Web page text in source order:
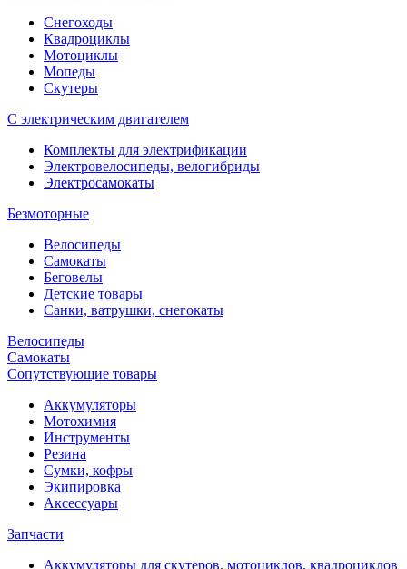
Снегоходы
Квадроциклы
Мотоциклы
Мопеды
Скутеры
С электрическим двигателем
Комплекты для электрификации
Электровелосипеды, велогибриды
Электросамокаты
Безмоторные
Велосипеды
Самокаты
Беговелы
Детские товары
Санки, ватрушки, снегокаты
Велосипеды
Самокаты
Сопутствующие товары
Аккумуляторы
Мотохимия
Инструменты
Резина
Сумки, кофры
Экипировка
Аксессуары
Запчасти
Аккумуляторы для скутеров, мотоциклов, квадроциклов